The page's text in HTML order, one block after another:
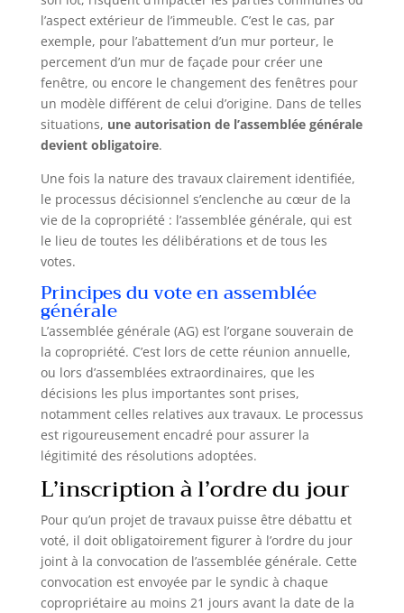
projets DIY Qualité et Sécurité Premium : Tous les
outils respectent les normes européennes avec
des matériaux antirouille et des poignées
ergonomiques. La coffret cle a cliquet et douille à
fermeture sécurisée et poignée renforcée facilite
le transport. Organisation optimale avec
compartiments dédiés pour chaque outil Idée
Cadeau Parfaite : Cette malette outils avec
perceuse visseuse est le cadeau idéal pour Noël,
anniversaire ou fête des pères. Complet et
professionnel, ce kit convient aux bricoleurs
DEKO avec service client réactif.
l’aspect extérieur de l’immeuble. C’est le cas, par
exemple, pour l’abattement d’un mur porteur, le
percement d’un mur de façade pour créer une
fenêtre, ou encore le changement des fenêtres pour
un modèle différent de celui d’origine. Dans de telles
situations, une autorisation de l’assemblée générale
devient obligatoire.
Une fois la nature des travaux clairement identifiée,
le processus décisionnel s’enclenche au cœur de la
vie de la copropriété : l’assemblée générale, qui est
le lieu de toutes les délibérations et de tous les
votes.
Principes du vote en assemblée
générale
L’assemblée générale (AG) est l’organe souverain de
la copropriété. C’est lors de cette réunion annuelle,
ou lors d’assemblées extraordinaires, que les
décisions les plus importantes sont prises,
notamment celles relatives aux travaux. Le processus
est rigoureusement encadré pour assurer la
légitimité des résolutions adoptées.
L’inscription à l’ordre du jour
Pour qu’un projet de travaux puisse être débattu et
voté, il doit obligatoirement figurer à l’ordre du jour
joint à la convocation de l’assemblée générale. Cette
convocation est envoyée par le syndic à chaque
copropriétaire au moins 21 jours avant la date de la